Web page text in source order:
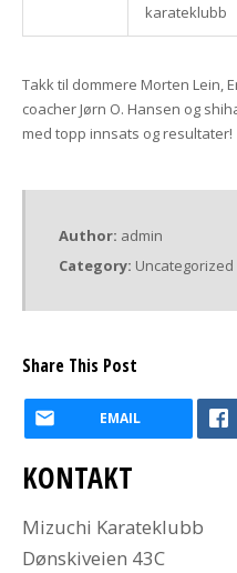
karateklubb
Takk til dommere Morten Lein,
coacher Jørn O. Hansen og
med topp innsats og resultater!
Author: admin
Category: Uncategorized
Share This Post
EMAIL
KONTAKT
Mizuchi Karateklubb
Dønskiveien 43C